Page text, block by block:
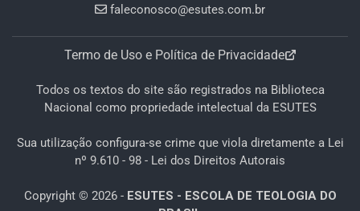
faleconosco@esutes.com.br
Termo de Uso e Política de Privacidade
Todos os textos do site são registrados na Biblioteca
Nacional como propriedade intelectual da ESUTES
Sua utilização configura-se crime que viola diretamente a Lei
nº 9.610 - 98 - Lei dos Direitos Autorais
Copyright © 2026 - ESUTES - ESCOLA DE TEOLOGIA DO